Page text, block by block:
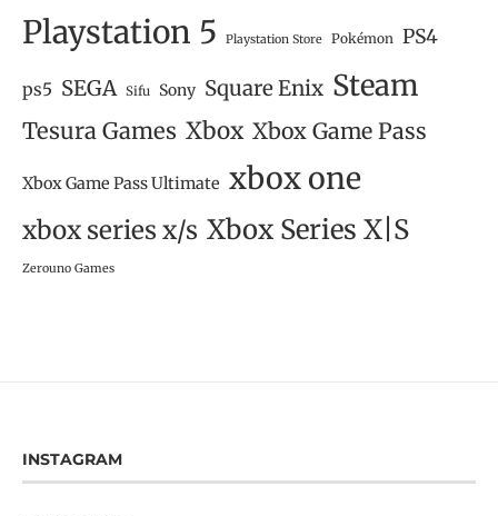
Playstation 5 Playstation Store Pokémon PS4
ps5 SEGA Sifu Sony Square Enix Steam
Tesura Games Xbox Xbox Game Pass
Xbox Game Pass Ultimate xbox one
xbox series x/s Xbox Series X|S
Zerouno Games
INSTAGRAM